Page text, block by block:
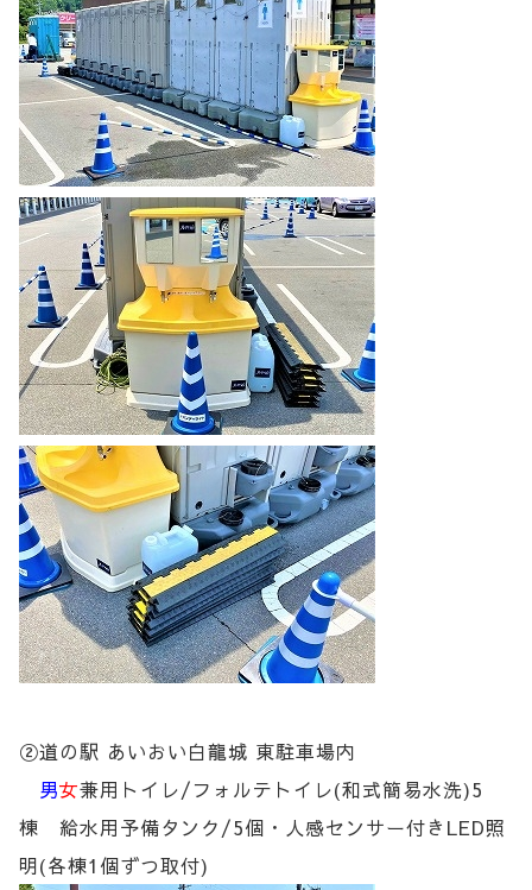
②道の駅 あいおい白龍城 東駐車場内
男女兼用トイレ/フォルテトイレ(和式簡易水洗)5
棟 給水用予備タンク/5個・人感センサー付きLED照
明(各棟1個ずつ取付)